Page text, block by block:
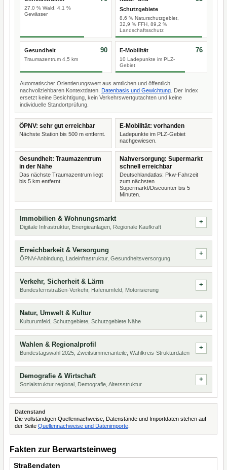
27,0 % Wald, 4,1 %
Gewässer
Schutzgebiete
8,6 % Naturschutzgebiet,
32,9 % FFH, 89,2 %
Landschaftsschutz
Gesundheit
Traumazentrum 4,5 km
90 E-Mobilität
10 Ladepunkte im PLZ-
Gebiet
76
Automatischer Orientierungswert aus amtlichen und öffentlich
nachvollziehbaren Kontextdaten. Datenbasis und Gewichtung . Der Index
ersetzt keine Besichtigung, kein Verkehrswertgutachten und keine
individuelle Standortprüfung.
ÖPNV: sehr gut erreichbar
Nächste Station bis 500 m entfernt.
E-Mobilität: vorhanden
Ladepunkte im PLZ-Gebiet
nachgewiesen.
Gesundheit: Traumazentrum
in der Nähe
Das nächste Traumazentrum liegt
bis 5 km entfernt.
Nahversorgung: Supermarkt
schnell erreichbar
Deutschlandatlas: Pkw-Fahrzeit
zum nächsten
Supermarkt/Discounter bis 5
Minuten.
Immobilien & Wohnungsmarkt
Digitale Infrastruktur, Energieanlagen, Regionale Kaufkraft
Erreichbarkeit & Versorgung
ÖPNV-Anbindung, Ladeinfrastruktur, Gesundheitsversorgung
Verkehr, Sicherheit & Lärm
Bundesfernstraßen-Verkehr, Hafenumfeld, Motorisierung
Natur, Umwelt & Kultur
Kulturumfeld, Schutzgebiete, Schutzgebiete Nähe
Wahlen & Regionalprofil
Bundestagswahl 2025, Zweitstimmenanteile, Wahlkreis-Strukturdaten
Demografie & Wirtschaft
Sozialstruktur regional, Demografie, Altersstruktur
Datenstand
Die vollständigen Quellennachweise, Datenstände und Importdaten stehen auf
der Seite Quellennachweise und Datenimporte
Fakten zur Berwartsteinweg
Straßendaten